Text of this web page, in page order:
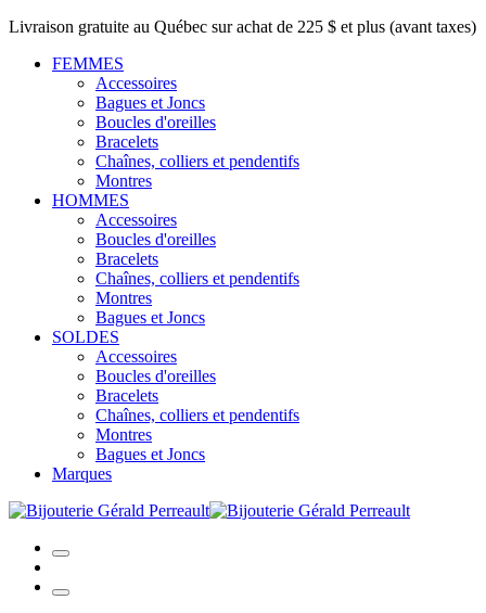
Livraison gratuite au Québec sur achat de 225 $ et plus (avant taxes)
FEMMES
Accessoires
Bagues et Joncs
Boucles d'oreilles
Bracelets
Chaînes, colliers et pendentifs
Montres
HOMMES
Accessoires
Boucles d'oreilles
Bracelets
Chaînes, colliers et pendentifs
Montres
Bagues et Joncs
SOLDES
Accessoires
Boucles d'oreilles
Bracelets
Chaînes, colliers et pendentifs
Montres
Bagues et Joncs
Marques